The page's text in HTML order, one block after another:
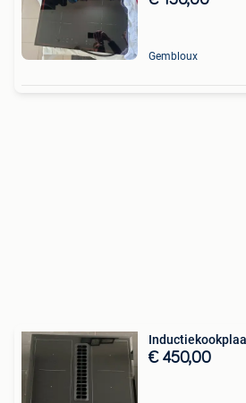
Gembloux
€ 450,00